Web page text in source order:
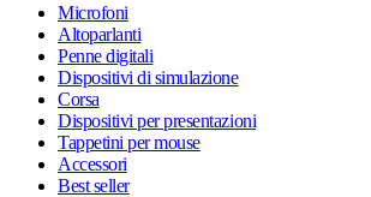
Microfoni
Altoparlanti
Penne digitali
Dispositivi di simulazione
Corsa
Dispositivi per presentazioni
Tappetini per mouse
Accessori
Best seller